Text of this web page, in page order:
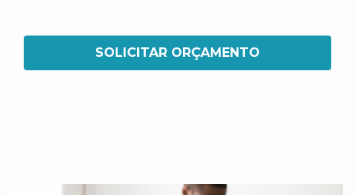
SOLICITAR ORÇAMENTO